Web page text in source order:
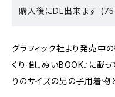
購入後にDL出来ます
グラフィック社より発売中
くり推しぬいBOOK』に載っ
りのサイズの男の子用着物